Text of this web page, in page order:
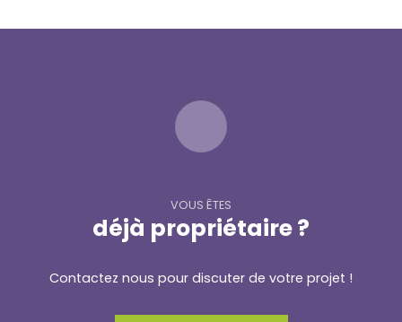
VOUS ÊTES
déjà propriétaire ?
Contactez nous pour discuter de votre projet !